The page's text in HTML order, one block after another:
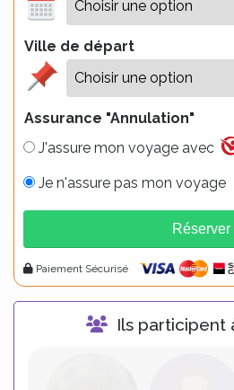
Ville de départ
Assurance "Annulation"
J'assure mon voyage avec
Je n'assure pas mon voyage
Réserver
Paiement Sécurisé
Ils participent